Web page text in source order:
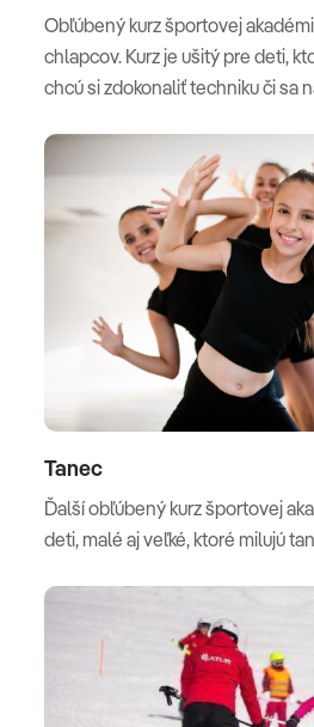
Obľúbený kurz športovej
chlapcov. Kurz je ušitý pre deti,
chcú si zdokonaliť techniku či sa
Tanec
Ďalší obľúbený kurz športovej
deti, malé aj veľké, ktoré milujú